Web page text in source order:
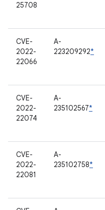
25708
CVE-
2022-
22066
A-
223209292*
CVE-
2022-
22074
A-
235102567*
CVE-
2022-
22081
A-
235102758*